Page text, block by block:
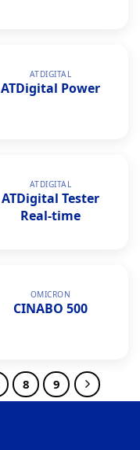
ATDIGITAL
ATDigital Power
ATDIGITAL
ATDigital Tester
Real-time
OMICRON
CINABO 500
8 9